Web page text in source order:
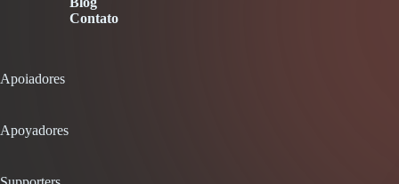
Contato
Apoiadores
Apoyadores